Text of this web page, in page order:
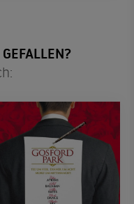
GEFALLEN?